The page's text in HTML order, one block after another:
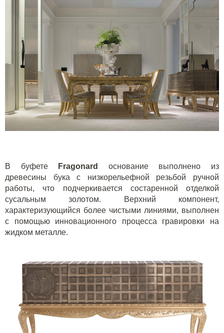
В буфете Fragonard основание выполнено из
древесины бука с низкорельефной резьбой ручной
работы, что подчеркивается состаренной отделкой
сусальным золотом. Верхний компонент,
характеризующийся более чистыми линиями, выполнен
с помощью инновационного процесса гравировки на
жидком металле.